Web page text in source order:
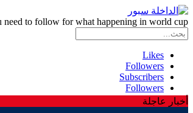
need to follow for what happening in world cup
Likes
Followers
Subscribers
Followers
أخبار عاجلة